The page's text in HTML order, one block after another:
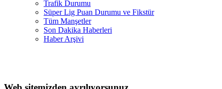
Trafik Durumu
Süper Lig Puan Durumu ve Fikstür
Tüm Manşetler
Son Dakika Haberleri
Haber Arşivi